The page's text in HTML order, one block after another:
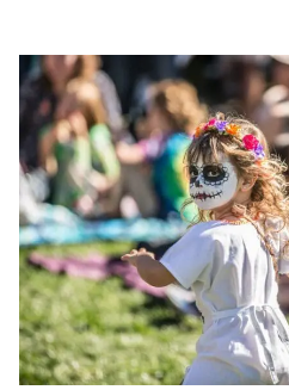
move, make, and connect in